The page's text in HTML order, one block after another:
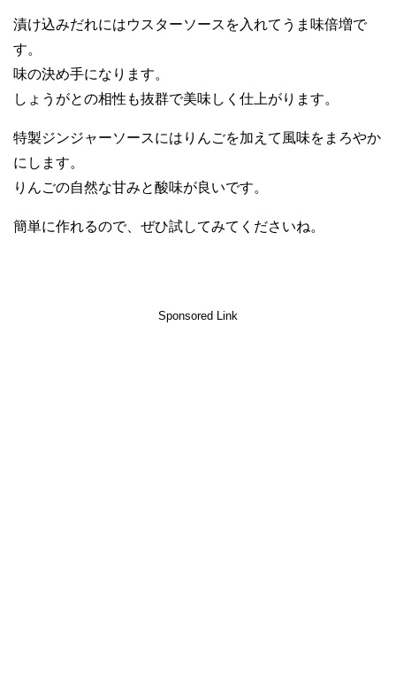
漬け込みだれにはウスターソースを入れてうま味倍増で
す。
味の決め手になります。
しょうがとの相性も抜群で美味しく仕上がります。
特製ジンジャーソースにはりんごを加えて風味をまろやか
にします。
りんごの自然な甘みと酸味が良いです。
簡単に作れるので、ぜひ試してみてくださいね。
Sponsored Link